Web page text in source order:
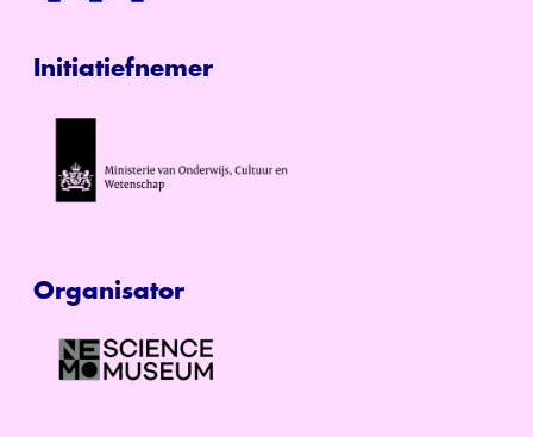
Initiatiefnemer
Organisator